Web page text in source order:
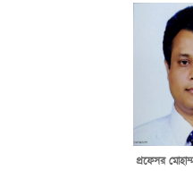
প্রফেসর